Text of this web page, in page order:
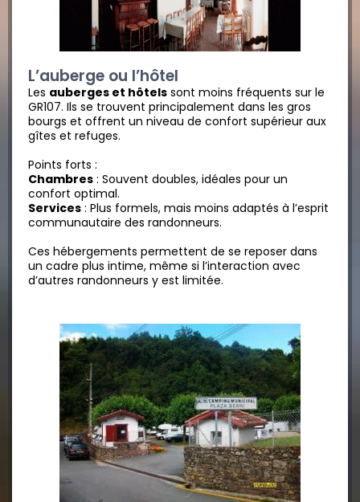
L’auberge ou l’hôtel
Les auberges et hôtels sont moins fréquents sur le
GR107. Ils se trouvent principalement dans les gros
bourgs et offrent un niveau de confort supérieur aux
gîtes et refuges.
Points forts :
Chambres : Souvent doubles, idéales pour un
confort optimal.
Services : Plus formels, mais moins adaptés à l’esprit
communautaire des randonneurs.
Ces hébergements permettent de se reposer dans
un cadre plus intime, même si l’interaction avec
d’autres randonneurs y est limitée.